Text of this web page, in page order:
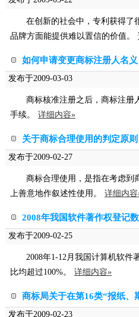
在创新的社会中，专利获得了
品牌方面能提供难以置信的价值。
如何申请变更商标注册人名
发布于2009-03-03
商标核准注册之后，商标注册
手续。
详细内容»
关于商标合理使用的判定原则
发布于2009-02-27
商标合理使用，是指在考虑到
上善意地作叙述性使用。
详细内容
2008年我国软件著作权登记
发布于2009-02-25
2008年1-12月我国计算机软件
比均超过100%。
详细内容»
商标局关于在第16类“报纸、
发布于2009-02-23